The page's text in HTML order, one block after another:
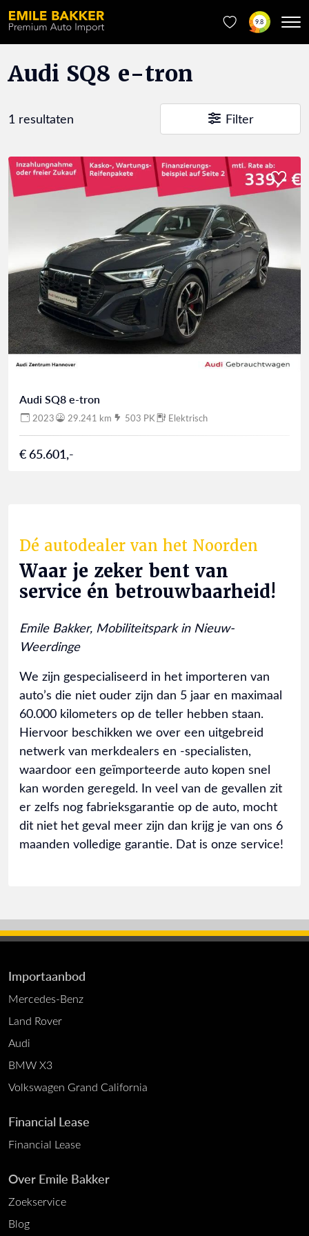
9.8
Audi SQ8 e-tron
1 resultaten Filter
Audi SQ8 e-tron
2023 29.241 km 503 PK Elektrisch
€ 65.601,-
Dé autodealer van het Noorden
Waar je zeker bent van
service én betrouwbaarheid!
Emile Bakker, Mobiliteitspark in Nieuw-
Weerdinge
We zijn gespecialiseerd in het importeren van
auto’s die niet ouder zijn dan 5 jaar en maximaal
60.000 kilometers op de teller hebben staan.
Hiervoor beschikken we over een uitgebreid
netwerk van merkdealers en -specialisten,
waardoor een geïmporteerde auto kopen snel
kan worden geregeld. In veel van de gevallen zit
er zelfs nog fabrieksgarantie op de auto, mocht
dit niet het geval meer zijn dan krijg je van ons 6
maanden volledige garantie. Dat is onze service!
Importaanbod
Mercedes-Benz
Land Rover
Audi
BMW X3
Volkswagen Grand California
Financial Lease
Financial Lease
Over Emile Bakker
Zoekservice
Blog